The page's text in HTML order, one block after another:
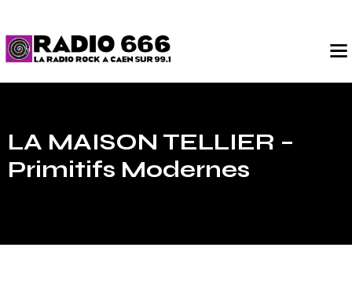
LA MAISON TELLIER –
Primitifs Modernes